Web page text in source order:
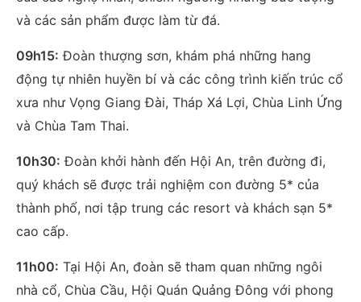
và các sản phẩm được làm từ đá.
09h15: Đoàn thượng sơn, khám phá những hang
động tự nhiên huyền bí và các công trình kiến trúc cổ
xưa như Vọng Giang Đài, Tháp Xá Lợi, Chùa Linh Ứng
và Chùa Tam Thai.
10h30: Đoàn khởi hành đến Hội An, trên đường đi,
quý khách sẽ được trải nghiệm con đường 5* của
thành phố, nơi tập trung các resort và khách sạn 5*
cao cấp.
11h00: Tại Hội An, đoàn sẽ tham quan những ngôi
nhà cổ, Chùa Cầu, Hội Quán Quảng Đông với phong